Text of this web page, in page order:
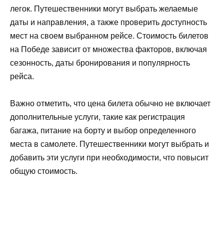
легок. Путешественники могут выбрать желаемые
даты и направления, а также проверить доступность
мест на своем выбранном рейсе. Стоимость билетов
на Победе зависит от множества факторов, включая
сезонность, даты бронирования и популярность
рейса.
Важно отметить, что цена билета обычно не включает
дополнительные услуги, такие как регистрация
багажа, питание на борту и выбор определенного
места в самолете. Путешественники могут выбрать и
добавить эти услуги при необходимости, что повысит
общую стоимость.